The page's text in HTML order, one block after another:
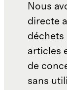
Nous
directe
déchets
articles
de
sans